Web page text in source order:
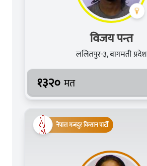
विजय पन्त
ललितपुर-३, बागमती प्रदेश
१३२० मत
नेपाल मजदुर किसान पार्टी